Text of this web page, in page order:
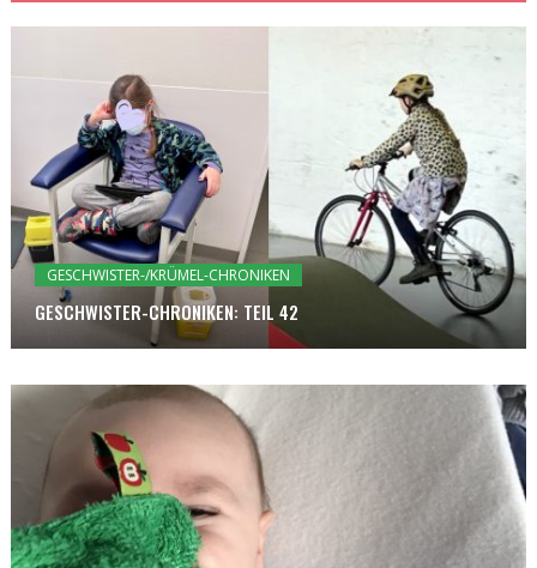
GESCHWISTER-/KRÜMEL-CHRONIKEN
GESCHWISTER-CHRONIKEN: TEIL 42